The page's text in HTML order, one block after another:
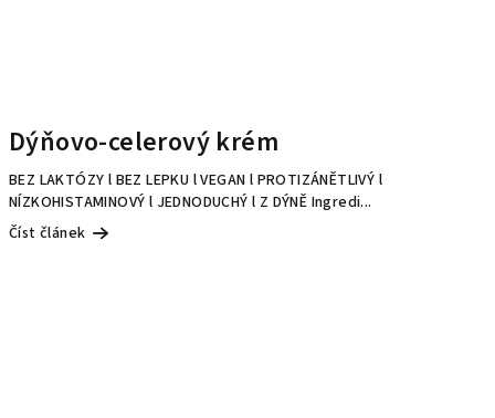
Dýňovo-celerový krém
BEZ LAKTÓZY l BEZ LEPKU l VEGAN l PROTIZÁNĚTLIVÝ l
NÍZKOHISTAMINOVÝ l JEDNODUCHÝ l Z DÝNĚ Ingredi...
Číst článek